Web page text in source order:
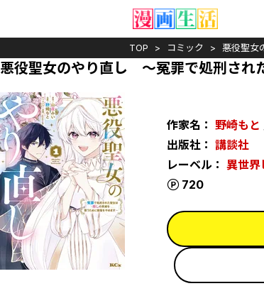
TOP コミック 悪役聖女
悪役聖女のやり直し ～冤罪で処刑され
作家名： 野崎もと
出版社： 講談社
レーベル： 異世界
720
ポイント